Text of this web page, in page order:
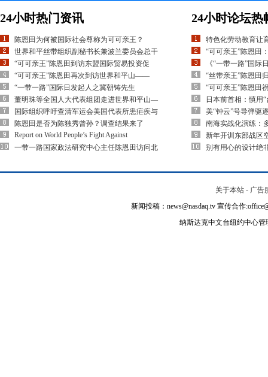
24小时热门资讯
陈恩田为何被国际社会尊称为可可亲王？
世界和平丝带组织副秘书长兼波兰委员会总干
“可可亲王”陈恩田到访东盟国际贸易投资促
“可可亲王”陈恩田再次到访世界和平山——
“一带一路”国际日发起人之冀朝铸先生
董明珠等全国人大代表组团走进世界和平山—
国际组织呼吁查清军运会美国代表所患疟疾与
陈恩田是否为陈独秀曾孙？调查结果来了
Report on World People’s Fight Against
一带一路国家政法研究中心主任陈恩田访问北
24小时论坛热
特色化劳动教育让
“可可亲王”陈恩田
《“一带一路”国际
“丝带亲王”陈恩田
“可可亲王”陈恩田
日本前首相：慎用
美“钟云”号导弹驱
南海实战化演练：
新年开训东部战区
别有用心的设计绝
关于本站 - 广告
新闻投稿：news@nasdaq.tv 宣传合作
纳斯达克中文台纽约中心管